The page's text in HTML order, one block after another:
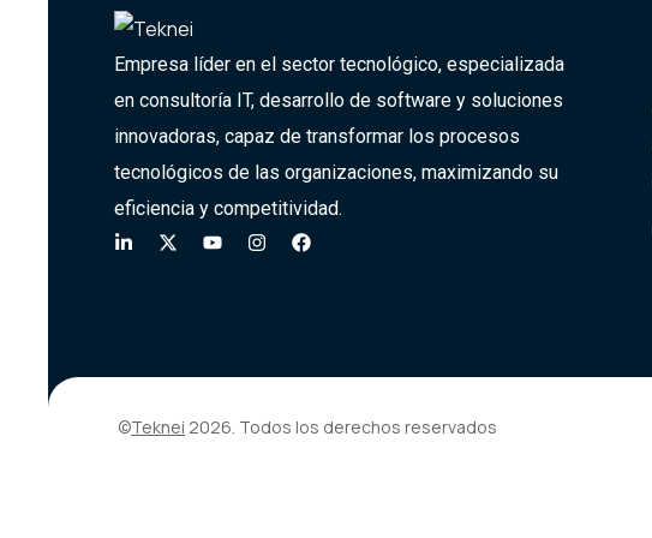
Empresa líder en el sector tecnológico, especializada
en consultoría IT, desarrollo de software y soluciones
innovadoras, capaz de transformar los procesos
tecnológicos de las organizaciones, maximizando su
eficiencia y competitividad.
©Teknei 2026. Todos los derechos reservados